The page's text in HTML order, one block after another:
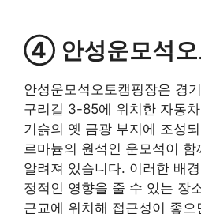
④ 안성운모석오
안성운모석오토캠핑장은 경
구리길 3-85에 위치한 자동
기슭의 옛 금광 부지에 조성
르마늄의 원석인 운모석이
알려져 있습니다. 이러한 배
정적인 영향을 줄 수 있는 장
근교에 위치해 접근성이 좋